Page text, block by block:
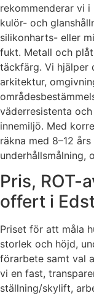
rekommenderar vi
kulör- och
silikonharts- eller
fukt. Metall och
täckfärg. Vi hjälper
arkitektur,
väderresistenta
innemiljö. Med
räkna med 8–12
underhållsmålning,
Pris, ROT-
offert i
Priset för att måla
storlek och höjd,
förarbete samt val
vi en fast,
ställning/skylift,